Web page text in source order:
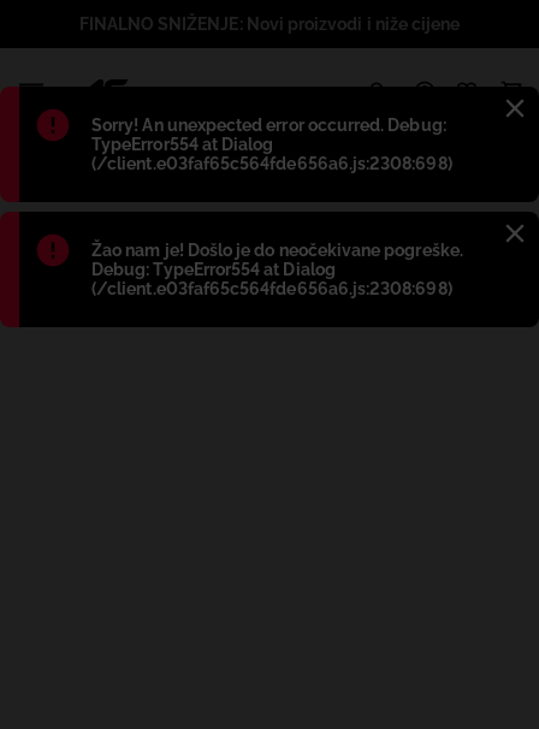
Błąd:
Sorry! An unexpected error occurred. Debug:
TypeError554 at Dialog
(/client.e03faf65c564fde656a6.js:2308:698)
Błąd:
Žao nam je! Došlo je do neočekivane pogreške.
Debug: TypeError554 at Dialog
(/client.e03faf65c564fde656a6.js:2308:698)
FINALNO SNIŽENJE: Novi proizvodi i niže cijene